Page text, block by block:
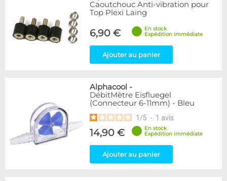
Articles en promotions
Appliquer
Caoutchouc Anti-vibration pour
Top Plexi Laing
6,90 €
En stock
Expédition immédiate
Ajouter au panier
Alphacool -
DébitMètre Eisfluegel
(Connecteur 6-11mm) - Bleu
1 /5 - 1 avis
14,90 €
En stock
Expédition immédiate
Ajouter au panier